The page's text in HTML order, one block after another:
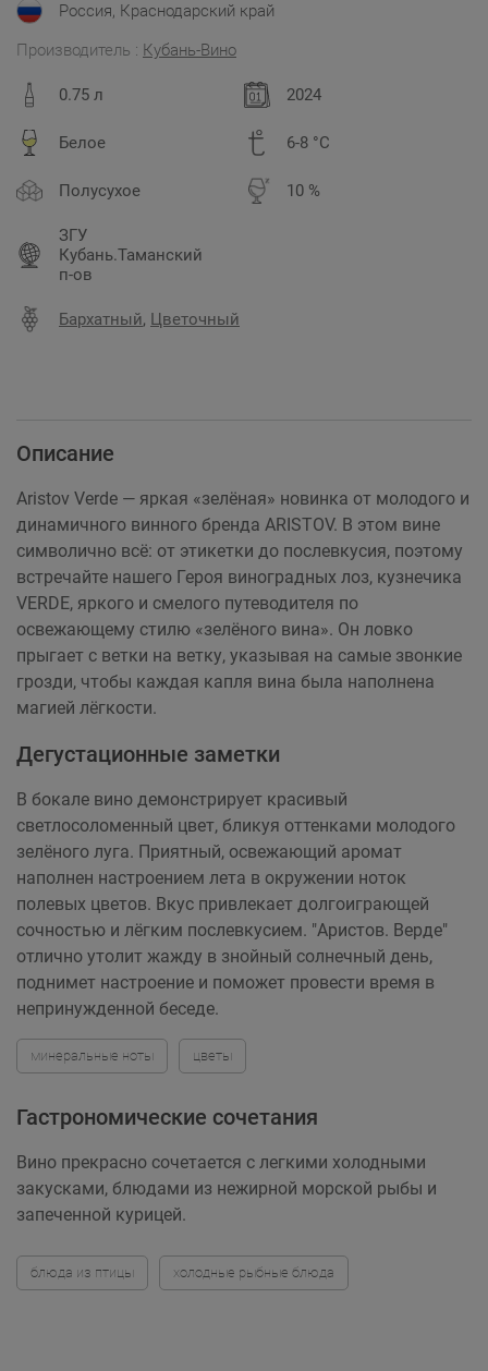
Россия, Краснодарский край
Производитель : Кубань-Вино
0.75 л 2024
Белое 6-8 °C
Полусухое 10 %
ЗГУ
Кубань.Таманский
п-ов
Бархатный, Цветочный
Описание
Aristov Verde — яркая «зелёная» новинка от молодого и
динамичного винного бренда ARISTOV. В этом вине
символично всё: от этикетки до послевкусия, поэтому
встречайте нашего Героя виноградных лоз, кузнечика
VERDE, яркого и смелого путеводителя по
освежающему стилю «зелёного вина». Он ловко
прыгает с ветки на ветку, указывая на самые звонкие
грозди, чтобы каждая капля вина была наполнена
магией лёгкости.
Дегустационные заметки
В бокале вино демонстрирует красивый
светлосоломенный цвет, бликуя оттенками молодого
зелёного луга. Приятный, освежающий аромат
наполнен настроением лета в окружении ноток
полевых цветов. Вкус привлекает долгоиграющей
сочностью и лёгким послевкусием. "Аристов. Верде"
отлично утолит жажду в знойный солнечный день,
поднимет настроение и поможет провести время в
непринужденной беседе.
минеральные ноты цветы
Гастрономические сочетания
Вино прекрасно сочетается с легкими холодными
закусками, блюдами из нежирной морской рыбы и
запеченной курицей.
блюда из птицы холодные рыбные блюда